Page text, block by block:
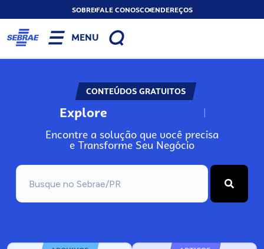
SOBREFALE CONOSCOENDEREÇOS
MENU
CONTEÚDOS GRATUITOS
Explore N
Encontre a solução que você precisa
e Transforme Seu Negócio